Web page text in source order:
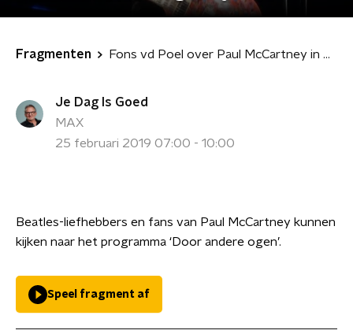
Fragmenten Fons vd Poel over Paul McCartney in Door Andere Ogen bij MAX
Je Dag Is Goed
MAX
25 februari 2019 07:00 - 10:00
Beatles-liefhebbers en fans van Paul McCartney kunnen
kijken naar het programma ‘Door andere ogen’.
Speel fragment af